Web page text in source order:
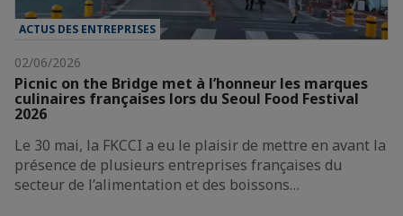
ACTUS DES ENTREPRISES
02/06/2026
Picnic on the Bridge met à l’honneur les marques
culinaires françaises lors du Seoul Food Festival
2026
Le 30 mai, la FKCCI a eu le plaisir de mettre en avant la
présence de plusieurs entreprises françaises du
secteur de l’alimentation et des boissons…